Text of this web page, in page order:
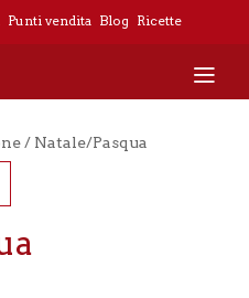
Punti vendita Blog Ricette
/ Natale/Pasqua